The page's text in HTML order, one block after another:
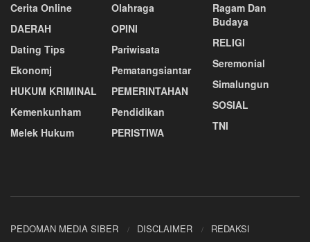
Cerita Online
DAERAH
Dating Tips
Ekonomj
HUKUM KRIMINAL
Kemenkunham
Melek Hukum
Olahraga
OPINI
Pariwisata
Pematangsiantar
PEMERINTAHAN
Pendidikan
PERISTIWA
Ragam Dan
Budaya
RELIGI
Seremonial
Simalungun
SOSIAL
TNI
PEDOMAN MEDIA SIBER DISCLAIMER REDAKSI